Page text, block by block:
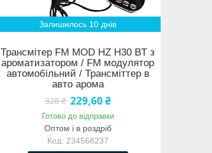
Залишилось 10 днів
Трансмітер FM MOD HZ H30 BT з
ароматизатором / FM модулятор
автомобільний / Трансміттер в
авто арома
328 ₴ 229,60 ₴
Готово до відправки
Оптом і в роздріб
234568237